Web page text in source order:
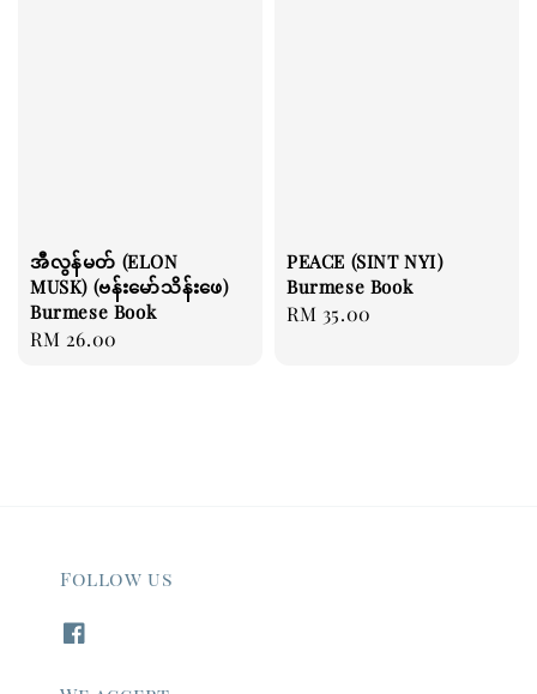
အီလွန်မတ် (ELON
MUSK) (ဗန်းမော်သိန်းဖေ)
Burmese Book
Regular
RM 26.00
PEACE (SINT NYI)
Burmese Book
Regular
RM 35.00
Follow us